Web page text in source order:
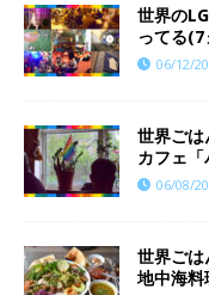
世界の
ってる
06/12/
世界ご
カフェ「
06/08/
世界ご
地中海料